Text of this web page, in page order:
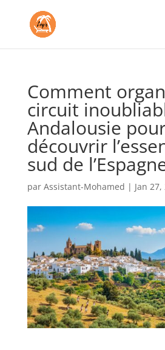
Comment
circuit
Andalousie
découvrir
sud de
par Assistant-Mohamed | Jan 27,